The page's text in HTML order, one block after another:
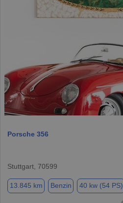
Porsche 356
Stuttgart, 70599
13.845 km Benzin 40 kw (54 PS)